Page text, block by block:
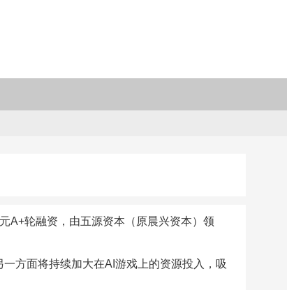
A+轮融资，由五源资本（原晨兴资本）领
方面将持续加大在AI游戏上的资源投入，吸